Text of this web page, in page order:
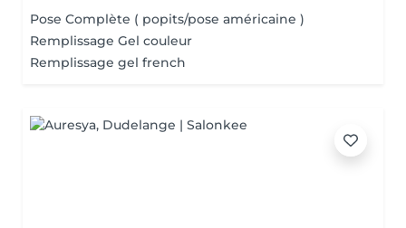
Pose Complète ( popits/pose américaine )
Remplissage Gel couleur
Remplissage gel french